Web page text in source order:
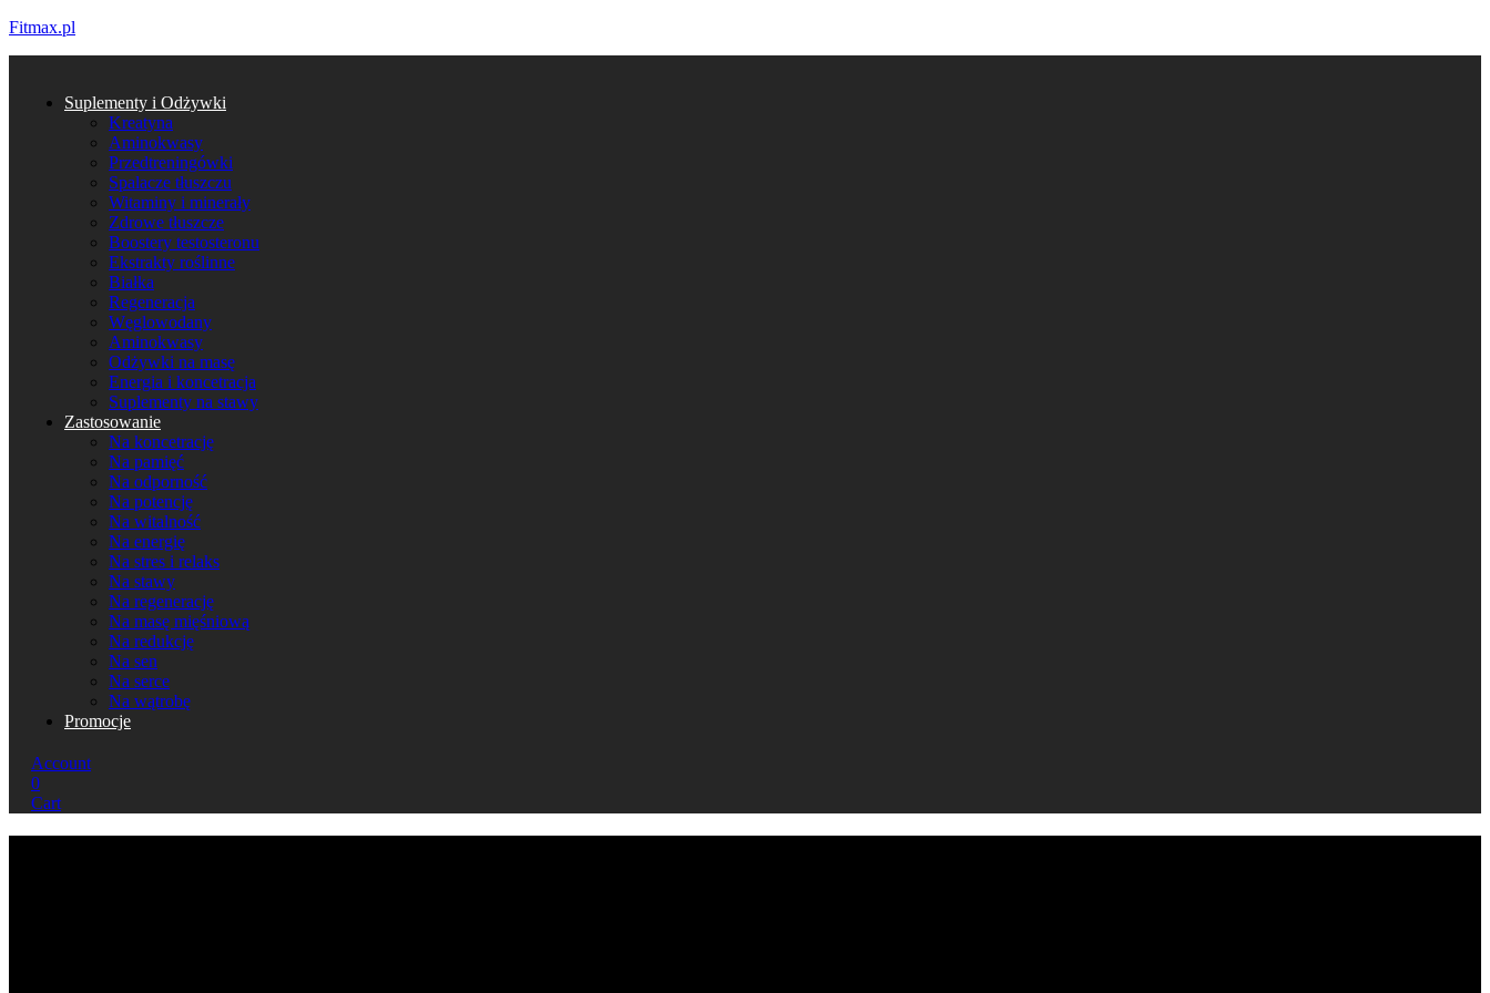
Fitmax.pl
Suplementy i Odżywki
Kreatyna
Aminokwasy
Przedtreningówki
Spalacze tłuszczu
Witaminy i minerały
Zdrowe tłuszcze
Boostery testosteronu
Ekstrakty roślinne
Białka
Regeneracja
Węglowodany
Aminokwasy
Odżywki na masę
Energia i koncetracja
Suplementy na stawy
Zastosowanie
Na koncetrację
Na pamięć
Na odporność
Na potencję
Na witalność
Na energię
Na stres i relaks
Na stawy
Na regenerację
Na masę mięśniową
Na redukcję
Na sen
Na serce
Na wątrobę
Promocje
Account
0
Cart